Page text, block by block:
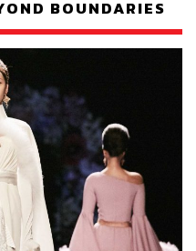
BOUNDARIES